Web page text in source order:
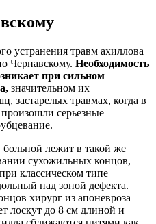
устранения травм ахиллова
Чернавскому. Необходимость
при сильном
значительном их
застарелых травмах, когда в
серьезные
лежит в такой же
сухожильных концов,
классическом типе
над зоной дефекта.
хирург из апоневроза
до 8 см длиной и